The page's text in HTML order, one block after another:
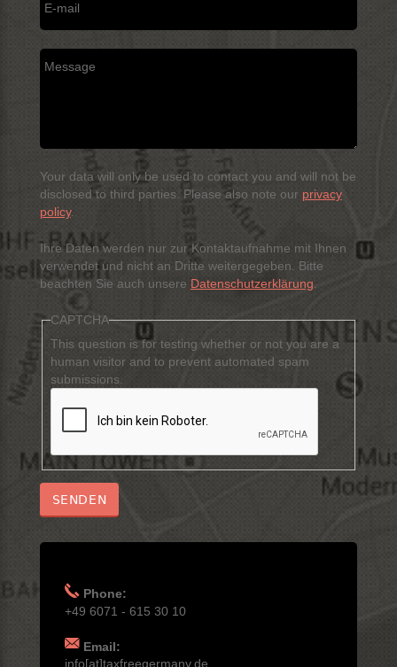
E-mail
Message
Your data will only be used to contact you and will not be
disclosed to third parties. Please also note our privacy
policy.
Ihre Daten werden nur zur Kontaktaufnahme mit Ihnen
verwendet und nicht an Dritte weitergegeben. Bitte
beachten Sie auch unsere Datenschutzerklärung .
CAPTCHA
This question is for testing whether or not you are a
human visitor and to prevent automated spam
submissions.
Phone:
+49 6071 - 615 30 10
Email:
info[at]taxfreegermany.de